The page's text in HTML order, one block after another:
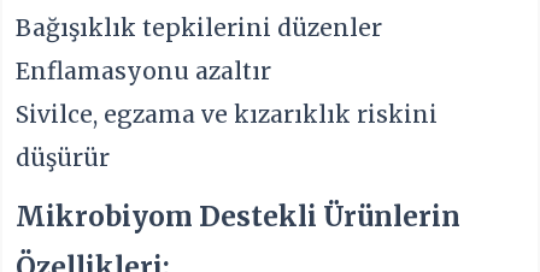
Bağışıklık tepkilerini düzenler
Enflamasyonu azaltır
Sivilce, egzama ve kızarıklık riskini
düşürür
Mikrobiyom Destekli Ürünlerin